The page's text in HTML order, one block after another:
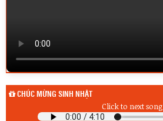
CHÚC MỪNG SINH NHẬT
Click to next song
Sinh nhật hôm qua (7/8) :